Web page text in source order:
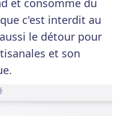
et consomme du
c'est interdit au
le détour pour
et son